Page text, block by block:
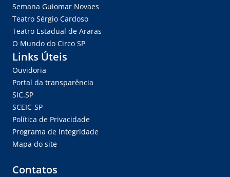
Semana Guiomar Novaes
Teatro Sérgio Cardoso
Teatro Estadual de Araras
O Mundo do Circo SP
Links Úteis
Ouvidoria
Portal da transparência
SIC.SP
SCEIC-SP
Política de Privacidade
Programa de Integridade
Mapa do site
Contatos